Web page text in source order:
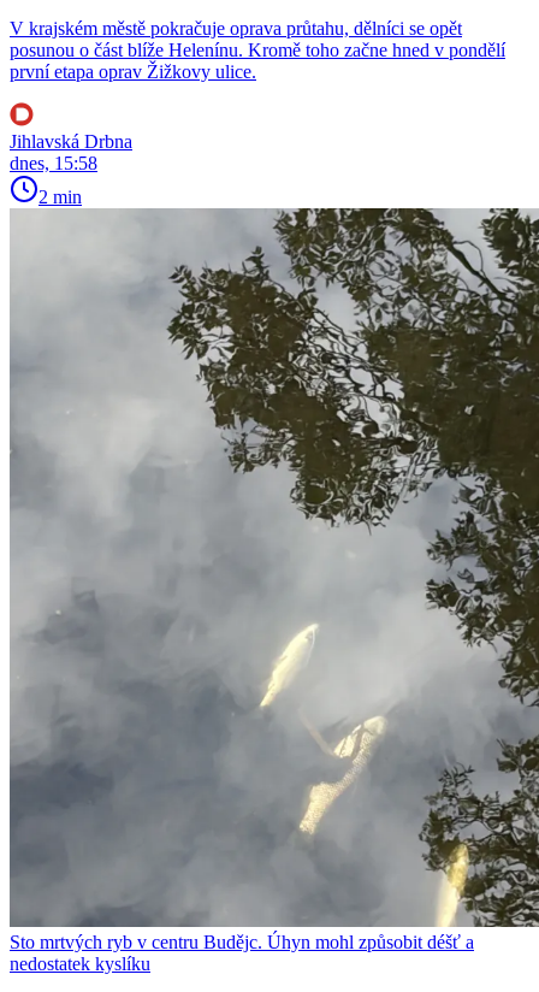
V krajském městě pokračuje oprava průtahu, dělníci se opět
posunou o část blíže Helenínu. Kromě toho začne hned v pondělí
první etapa oprav Žižkovy ulice.
Jihlavská Drbna
dnes, 15:58
2 min
Sto mrtvých ryb v centru Budějc. Úhyn mohl způsobit déšť a
nedostatek kyslíku